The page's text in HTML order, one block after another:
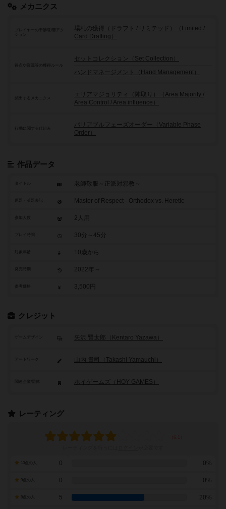
メカニクス
プレイヤーの干渉/影響アク
場札の獲得（ドラフト / リミテッド）（Limited /
Card Drafting）
セットコレクション（Set Collection）
ハンドマネージメント（Hand Management）
頻出するメカニクス
エリアマジョリティ（陣取り）（Area Majority /
Area Control / Area influence）
行動に関する仕組み
バリアブルフェーズオーダー（Variable Phase
Order）
作品データ
タイトル 老師敬服～正派対邪教～
Master of Respect - Orthodox vs. Heretic
参加人数 2人用
30分～45分
10歳から
2022年～
参考価格 3,500円
クレジット
ゲームデザイン 矢沢 賢太郎（Kentaro Yazawa）
アートワーク 山内 貴司（Takashi Yamauchi）
ホイゲームズ（HOY GAMES）
レーティング
0 0%
0 0%
5 20%